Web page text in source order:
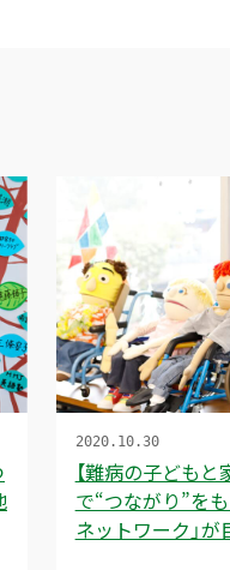
【難病の子どもと
で“つながり”を
ネットワーク」
2020.10.30